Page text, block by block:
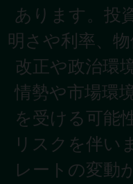
あります。投
明さや利率、
改正や政治環
情勢や市場環
を受ける可能
リスクを伴い
レートの変動